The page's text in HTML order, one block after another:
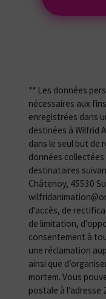
** Les données
nécessaires aux
enregistrées dans
destinées à Wilfrid
dans le seul but de
données
destinataires
Châtenoy, 45530
d’accès, de
de limitation,
consentement à
une réclamation
ainsi que
mortem. Vous
postale à l'adresse